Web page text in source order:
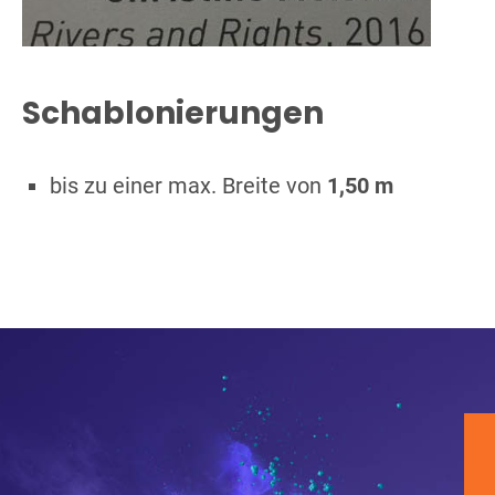
Schablonierungen
bis zu einer max. Breite von 1,50 m